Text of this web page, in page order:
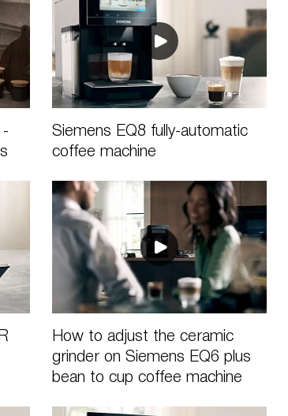
Siemens EQ8 fully-automatic
coffee machine
How to adjust the ceramic
grinder on Siemens EQ6 plus
bean to cup coffee machine